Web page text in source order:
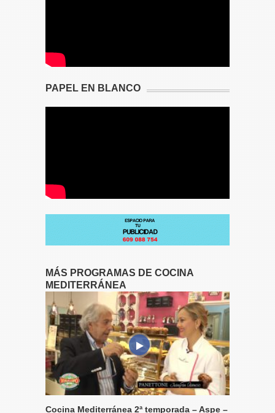
PAPEL EN BLANCO
MÁS PROGRAMAS DE COCINA
MEDITERRÁNEA
Cocina Mediterránea 2ª temporada – Aspe –